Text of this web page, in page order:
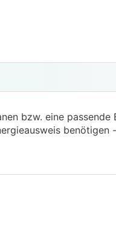
bzw. eine passende